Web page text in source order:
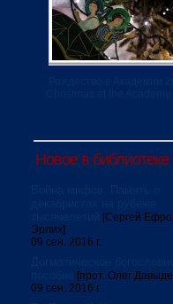
Новое в
[Сергей
Эрлих]
09 сен. 2016 г.
[прот. Олег
09 сен. 2016 г.